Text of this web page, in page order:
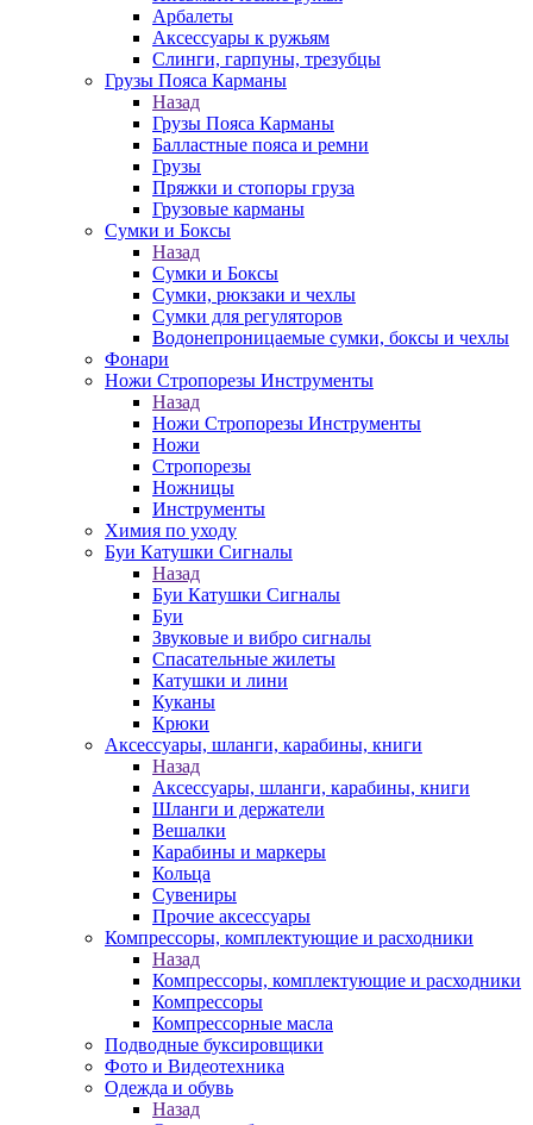
Арбалеты
Аксессуары к ружьям
Слинги, гарпуны, трезубцы
Грузы Пояса Карманы
Назад
Грузы Пояса Карманы
Балластные пояса и ремни
Грузы
Пряжки и стопоры груза
Грузовые карманы
Сумки и Боксы
Назад
Сумки и Боксы
Сумки, рюкзаки и чехлы
Сумки для регуляторов
Водонепроницаемые сумки, боксы и чехлы
Фонари
Ножи Стропорезы Инструменты
Назад
Ножи Стропорезы Инструменты
Ножи
Стропорезы
Ножницы
Инструменты
Химия по уходу
Буи Катушки Сигналы
Назад
Буи Катушки Сигналы
Буи
Звуковые и вибро сигналы
Спасательные жилеты
Катушки и лини
Куканы
Крюки
Аксессуары, шланги, карабины, книги
Назад
Аксессуары, шланги, карабины, книги
Шланги и держатели
Вешалки
Карабины и маркеры
Кольца
Сувениры
Прочие аксессуары
Компрессоры, комплектующие и расходники
Назад
Компрессоры, комплектующие и расходники
Компрессоры
Компрессорные масла
Подводные буксировщики
Фото и Видеотехника
Одежда и обувь
Назад